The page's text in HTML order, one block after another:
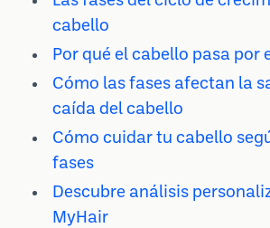
cabello
Por qué el cabello pasa por
Cómo las fases afectan la
caída del cabello
Cómo cuidar tu cabello
fases
Descubre análisis
MyHair